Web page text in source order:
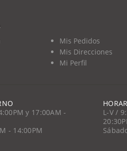
Mis Pedidos
Mis Direcciones
Mi Perfil
y 17:00AM -
- 14:00PM
L-V /